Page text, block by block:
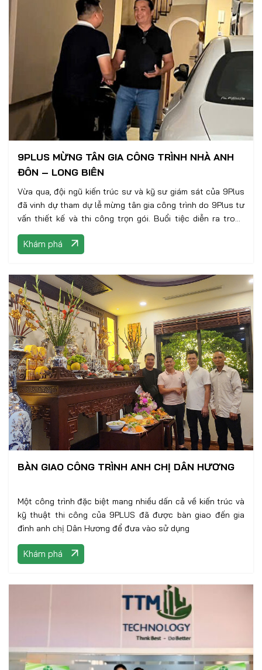
9PLUS MỪNG TÂN GIA CÔNG TRÌNH NHÀ ANH
ĐÔN – LONG BIÊN
Vừa qua, đội ngũ kiến trúc sư và kỹ sư giám sát của 9Plus
đã vinh dự tham dự lễ mừng tân gia công trình do 9Plus tư
vấn thiết kế và thi công trọn gói. Buổi tiệc diễn ra trong
Khám phá
BÀN GIAO CÔNG TRÌNH ANH CHỊ DÂN HƯƠNG
Một công trình đặc biệt mang nhiều dấn cả về kiến trúc và
kỹ thuật thi công của 9PLUS đã được bàn giao đến gia
đình anh chị Dân Hương để đưa vào sử dụng
Khám phá